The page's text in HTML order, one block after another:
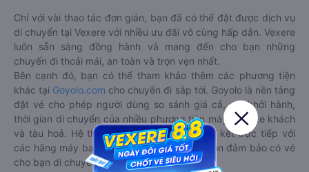
Chỉ với vài thao tác đơn giản, bạn đã có thể đặt được dịch vụ
di chuyển tại Vexere với nhiều ưu đãi vô cùng hấp dẫn. Vexere
luôn sẵn sàng đồng hành và mang đến cho bạn những
chuyến đi thoải mái, an toàn và trọn vẹn nhất.
Bên cạnh đó, bạn có thể tham khảo thêm các phương tiện
khác tại Goyolo.com cho chuyến đi sắp tới. Goyolo là nền tảng
đặt vé cho phép người dùng so sánh giá cả, giờ khởi hành,
thời gian di chuyển của nhiều phương tiện máy bay, xe khách
và tàu hoả. Hệ thống của Goyolo được liên kết trực tiếp với
các hãng máy bay, xe khách và tàu hoả, luôn đảm bảo có vé
cho bạn di chuyển.